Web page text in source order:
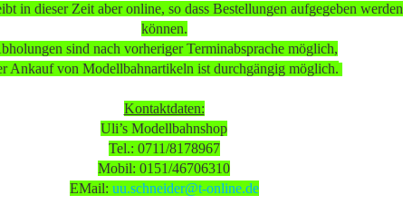
in dieser Zeit aber online, so dass Bestellungen aufgegeben werden
können.
sind nach vorheriger Terminabsprache möglich,
Ankauf von Modellbahnartikeln ist durchgängig möglich.
Kontaktdaten:
Uli’s Modellbahnshop
Tel.: 0711/8178967
Mobil: 0151/46706310
EMail: uu.schneider@t-online.de
» »
EMD F7 9780 Burlington Northern A-Unit voll funktionsfähig wenig
analog OVP
(12.08.26) bis Mittwoch (16.09.26)
Waren statt.